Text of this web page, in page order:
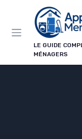
LE GUIDE
MÉNAGERS
Panneau de gestion